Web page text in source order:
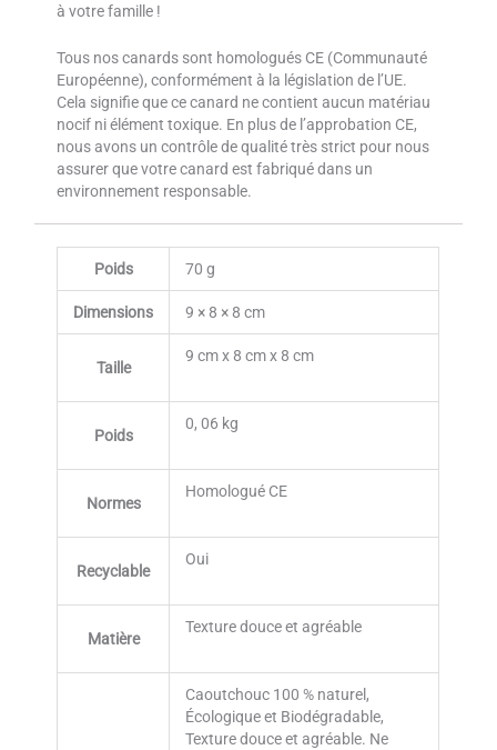
à votre famille !
Tous nos canards sont homologués CE (Communauté
Européenne), conformément à la législation de l’UE.
Cela signifie que ce canard ne contient aucun matériau
nocif ni élément toxique. En plus de l’approbation CE,
nous avons un contrôle de qualité très strict pour nous
assurer que votre canard est fabriqué dans un
environnement responsable.
Poids 70 g
Dimensions 9 × 8 × 8 cm
Taille
9 cm x 8 cm x 8 cm
Poids
0, 06 kg
Normes
Homologué CE
Recyclable
Oui
Matière
Texture douce et agréable
Caoutchouc 100 % naturel,
Écologique et Biodégradable,
Texture douce et agréable. Ne